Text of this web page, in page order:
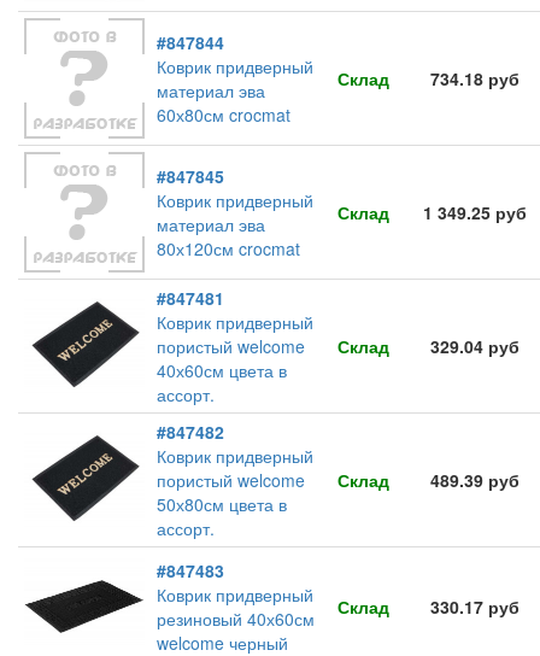
#847844
Коврик придверный
материал эва
60х80см crocmat
Склад 734.18 руб
#847845
Коврик придверный
материал эва
80х120см crocmat
Склад 1 349.25 руб
#847481
Коврик придверный
пористый welcome
40х60см цвета в
ассорт.
Склад 329.04 руб
#847482
Коврик придверный
пористый welcome
50х80см цвета в
ассорт.
Склад 489.39 руб
#847483
Коврик придверный
резиновый 40х60см
welcome черный
Склад 330.17 руб